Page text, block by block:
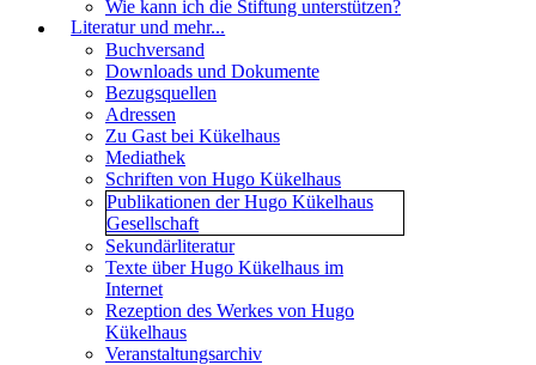
Wie kann ich die Stiftung unterstützen?
Literatur und mehr...
Buchversand
Downloads und Dokumente
Bezugsquellen
Adressen
Zu Gast bei Kükelhaus
Mediathek
Schriften von Hugo Kükelhaus
Publikationen der Hugo Kükelhaus
Gesellschaft
Sekundärliteratur
Texte über Hugo Kükelhaus im
Internet
Rezeption des Werkes von Hugo
Kükelhaus
Veranstaltungsarchiv